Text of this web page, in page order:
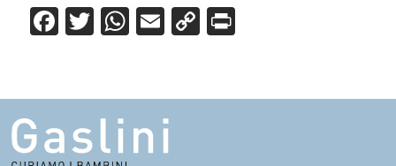
F
a
e
b
T
wi
er
W
h
s
A
E
m
C
o
y